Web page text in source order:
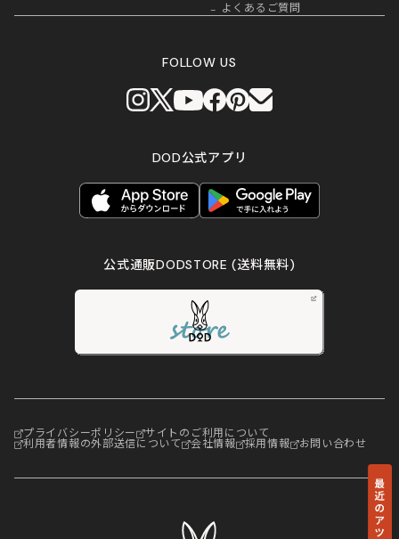
よくあるご質問
FOLLOW US
DOD公式アプリ
公式通販DODSTORE(送料無料)
プライバシーポリシー サイトのご利用について
利用者情報の外部送信について 会社情報 採用情報 お問い合わせ